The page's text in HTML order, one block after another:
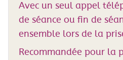
Avec un seul appel
de séance ou fin de
ensemble lors de la
Recommandée pour la